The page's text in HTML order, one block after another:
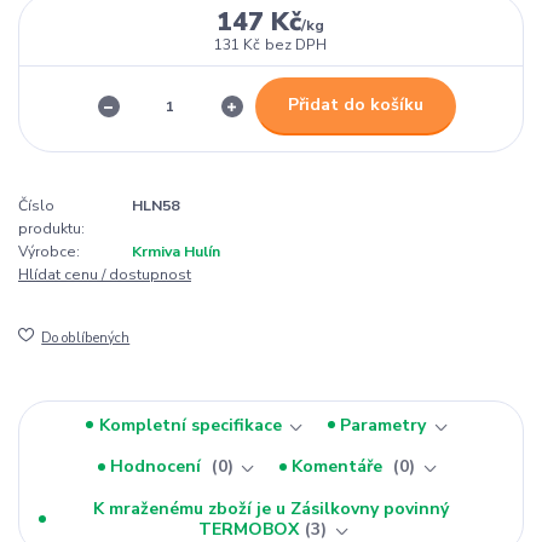
147 Kč/kg
131 Kč bez DPH
Přidat do košíku
Číslo
produktu:
HLN58
Výrobce:
Krmiva Hulín
Hlídat cenu / dostupnost
Do oblíbených
Kompletní specifikace
Parametry
Hodnocení
0 Komentáře
0
K mraženému zboží je u Zásilkovny povinný
TERMOBOX 3